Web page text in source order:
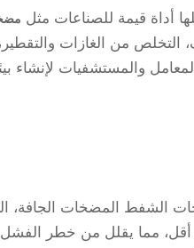
أداة قيمة للصناعات مثل
والمستشفيات لإنشاء
الشفط المضخات الجافة،
أقل، مما يقلل من خطر